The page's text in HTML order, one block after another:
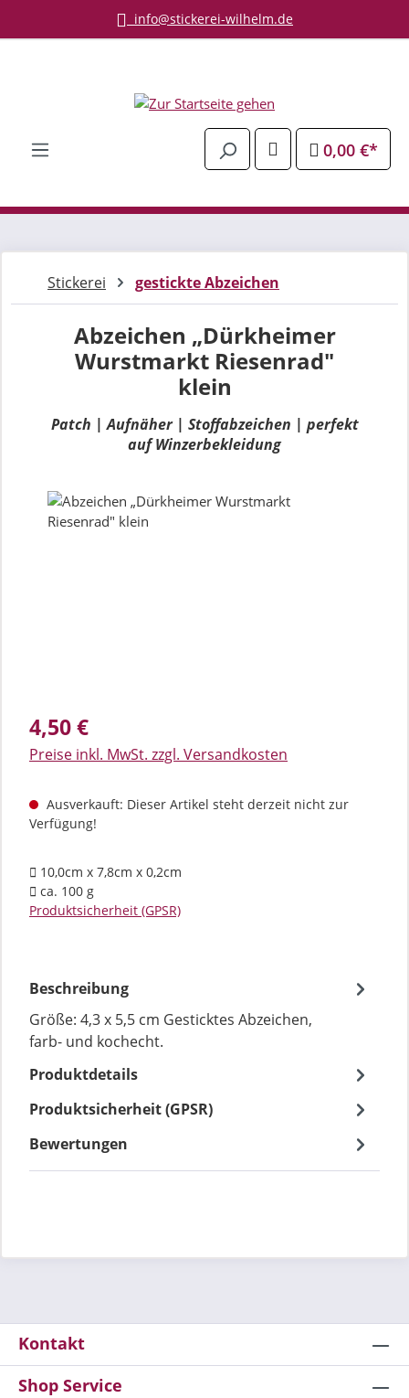
Zum Hauptinhalt springeninfo@stickerei-wilhelm.de
0,00 €*
Stickerei gestickte Abzeichen
Abzeichen „Dürkheimer
Wurstmarkt Riesenrad"
klein
Patch | Aufnäher | Stoffabzeichen | perfekt
auf Winzerbekleidung
Bildergalerie überspringen
Regulärer Preis:
4,50 €
Preise inkl. MwSt. zzgl. Versandkosten
Ausverkauft: Dieser Artikel steht derzeit nicht zur
Verfügung!
10,0cm x 7,8cm x 0,2cm
ca. 100 g
Produktsicherheit (GPSR)
Beschreibung
Größe: 4,3 x 5,5 cm Gesticktes Abzeichen,
farb- und kochecht.
Produktdetails
Produktsicherheit (GPSR)
Bewertungen
Kontakt
Shop Service